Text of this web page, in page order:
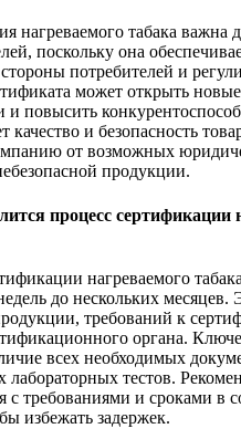
нагреваемого табака важна
поскольку она
потребителей и
может открыть
и повысить
качество и безопасность
от возможных
продукции.
процесс сертификации
нагреваемого
до нескольких месяцев.
требований к
органа.
всех необходимых
тестов.
с требованиями и сроками в
избежать задержек.